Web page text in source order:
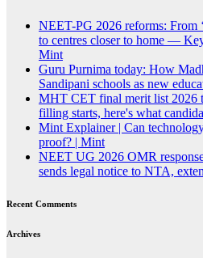
NEET-PG 2026 reforms: From
to centres closer to home —
Mint
Guru Purnima today: How
Sandipani schools as new
MHT CET final merit list 2026
filling starts, here's what
Mint Explainer | Can
proof? | Mint
NEET UG 2026 OMR
sends legal notice to NTA,
Recent Comments
Archives